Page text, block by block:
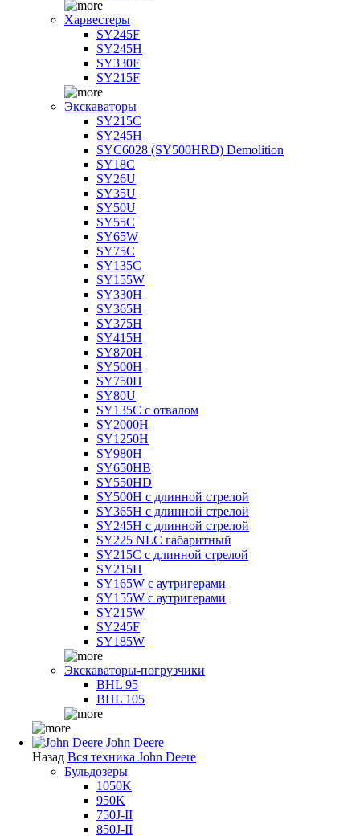
Харвестеры
SY245F
SY245H
SY330F
SY215F
Экскаваторы
SY215C
SY245H
SYC6028 (SY500HRD) Demolition
SY18C
SY26U
SY35U
SY50U
SY55C
SY65W
SY75C
SY135C
SY155W
SY330H
SY365H
SY375H
SY415H
SY870H
SY500H
SY750H
SY80U
SY135C с отвалом
SY2000H
SY1250H
SY980H
SY650HB
SY550HD
SY500H с длинной стрелой
SY365H с длинной стрелой
SY245H с длинной стрелой
SY225 NLC габаритный
SY215C с длинной стрелой
SY215H
SY165W с аутригерами
SY155W с аутригерами
SY215W
SY245F
SY185W
Экскаваторы-погрузчики
BHL 95
BHL 105
John Deere
Назад Вся техника John Deere
Бульдозеры
1050K
950K
750J-II
850J-II